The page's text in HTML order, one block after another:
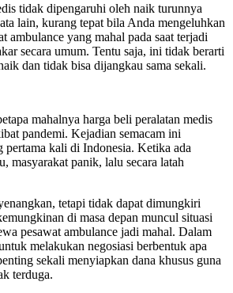
tidak dipengaruhi oleh naik turunnya
lain, kurang tepat bila Anda mengeluhkan
ambulance yang mahal pada saat terjadi
secara umum. Tentu saja, ini tidak berarti
dan tidak bisa dijangkau sama sekali.
mahalnya harga beli peralatan medis
pandemi. Kejadian semacam ini
pertama kali di Indonesia. Ketika ada
masyarakat panik, lalu secara latah
tetapi tidak dapat dimungkiri
di masa depan muncul situasi
pesawat ambulance jadi mahal. Dalam
melakukan negosiasi berbentuk apa
sekali menyiapkan dana khusus guna
terduga.